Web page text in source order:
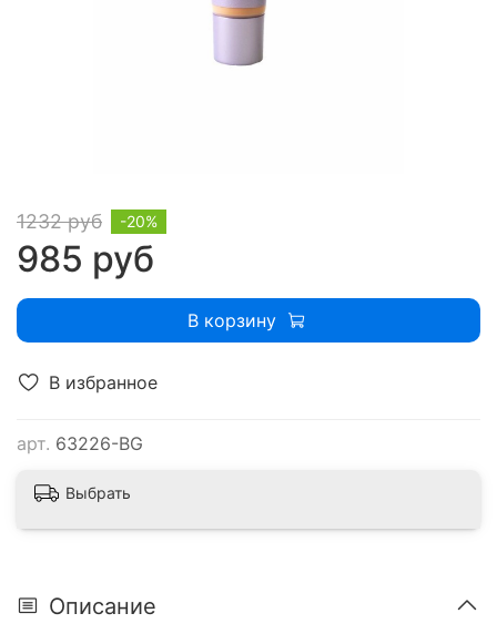
В избранное
арт. 63226-BG
1232 руб
985 руб
-20%
В корзину
Выбрать
Описание